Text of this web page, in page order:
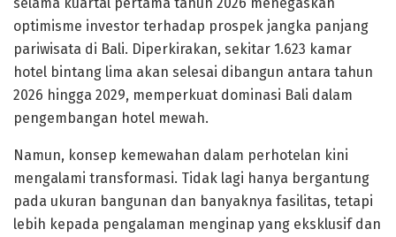
optimisme investor terhadap prospek jangka panjang
pariwisata di Bali. Diperkirakan, sekitar 1.623 kamar
hotel bintang lima akan selesai dibangun antara tahun
2026 hingga 2029, memperkuat dominasi Bali dalam
pengembangan hotel mewah.
Namun, konsep kemewahan dalam perhotelan kini
mengalami transformasi. Tidak lagi hanya bergantung
pada ukuran bangunan dan banyaknya fasilitas, tetapi
lebih kepada pengalaman menginap yang eksklusif dan